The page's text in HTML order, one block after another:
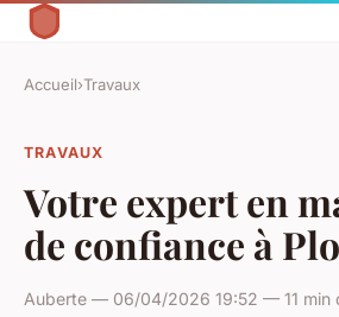
Accueil›Travaux
TRAVAUX
Votre expert en
de confiance à
Auberte — 06/04/2026 19:52 — 11 min